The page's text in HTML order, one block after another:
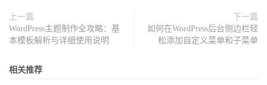
上一篇
WordPress主题制作全攻略：基
本模板解析与详细使用说明
下一篇
如何在WordPress后台侧边栏轻
松添加自定义菜单和子菜单
相关推荐